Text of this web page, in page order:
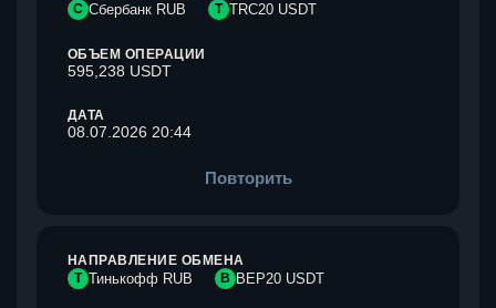
С Сбербанк RUB T TRC20 USDT
ОБЪЕМ ОПЕРАЦИИ
595,238 USDT
ДАТА
08.07.2026 20:44
Повторить
НАПРАВЛЕНИЕ ОБМЕНА
Т Тинькофф RUB B BEP20 USDT